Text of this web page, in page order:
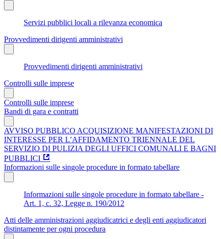
Servizi pubblici locali a rilevanza economica
Provvedimenti dirigenti amministrativi
Provvedimenti dirigenti amministrativi
Controlli sulle imprese
Controlli sulle imprese
Bandi di gara e contratti
AVVISO PUBBLICO ACQUISIZIONE MANIFESTAZIONI DI
INTERESSE PER L’AFFIDAMENTO TRIENNALE DEL
SERVIZIO DI PULIZIA DEGLI UFFICI COMUNALI E BAGNI
PUBBLICI
Informazioni sulle singole procedure in formato tabellare
Informazioni sulle singole procedure in formato tabellare -
Art. 1, c. 32, Legge n. 190/2012
Atti delle amministrazioni aggiudicatrici e degli enti aggiudicatori
distintamente per ogni procedura